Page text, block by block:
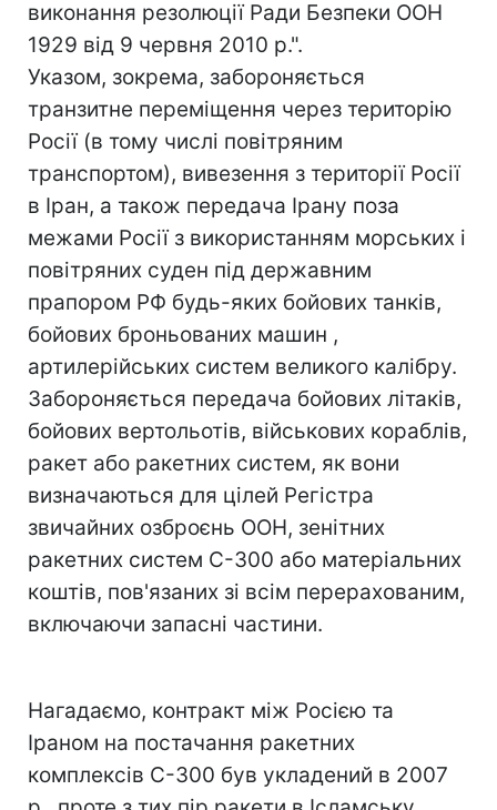
виконання резолюції Ради Безпеки ООН
1929 від 9 червня 2010 р.".
Указом, зокрема, забороняється
транзитне переміщення через територію
Росії (в тому числі повітряним
транспортом), вивезення з території Росії
в Іран, а також передача Ірану поза
межами Росії з використанням морських і
повітряних суден під державним
прапором РФ будь-яких бойових танків,
бойових броньованих машин ,
артилерійських систем великого калібру.
Забороняється передача бойових літаків,
бойових вертольотів, військових кораблів,
ракет або ракетних систем, як вони
визначаються для цілей Регістра
звичайних озброєнь ООН, зенітних
ракетних систем С-300 або матеріальних
коштів, пов'язаних зі всім перерахованим,
включаючи запасні частини.
Нагадаємо, контракт між Росією та
Іраном на постачання ракетних
комплексів С-300 був укладений в 2007